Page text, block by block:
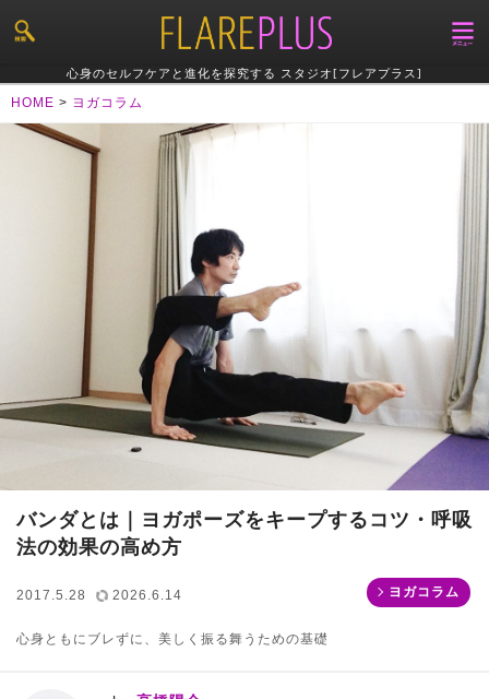
心身のセルフケアと進化を探究する スタジオ[フレアプラス]
HOME > ヨガコラム
バンダとは｜ヨガポーズをキープするコツ・呼吸
法の効果の高め方
2017.5.28 2026.6.14 ヨガコラム
心身ともにブレずに、美しく振る舞うための基礎